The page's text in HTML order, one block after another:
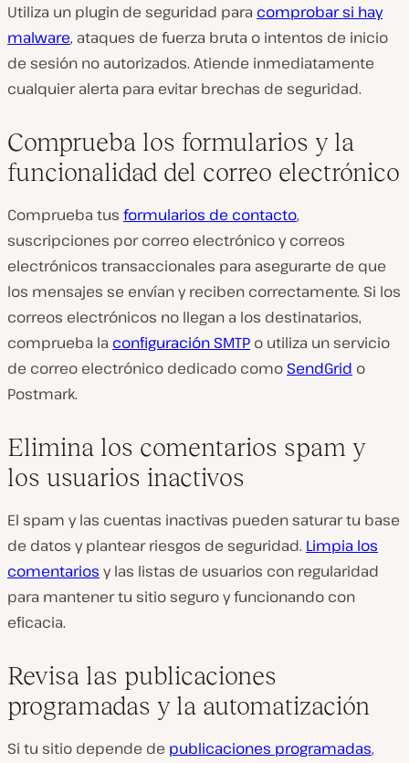
Utiliza un plugin de seguridad para comprobar si hay
malware, ataques de fuerza bruta o intentos de inicio
de sesión no autorizados. Atiende inmediatamente
cualquier alerta para evitar brechas de seguridad.
Comprueba los formularios y la
funcionalidad del correo electrónico
Comprueba tus formularios de contacto,
suscripciones por correo electrónico y correos
electrónicos transaccionales para asegurarte de que
los mensajes se envían y reciben correctamente. Si los
correos electrónicos no llegan a los destinatarios,
comprueba la configuración SMTP o utiliza un servicio
de correo electrónico dedicado como SendGrid o
Postmark.
Elimina los comentarios spam y
los usuarios inactivos
El spam y las cuentas inactivas pueden saturar tu base
de datos y plantear riesgos de seguridad. Limpia los
comentarios y las listas de usuarios con regularidad
para mantener tu sitio seguro y funcionando con
eficacia.
Revisa las publicaciones
programadas y la automatización
Si tu sitio depende de publicaciones programadas,